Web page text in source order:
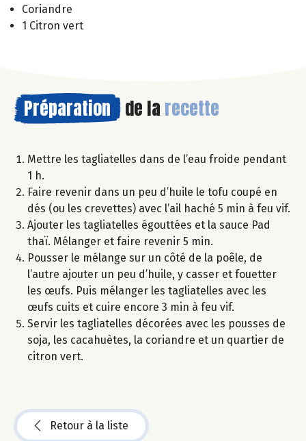
Coriandre
1 Citron vert
Préparation de la recette
Mettre les tagliatelles dans de l’eau froide pendant
1 h.
Faire revenir dans un peu d’huile le tofu coupé en
dés (ou les crevettes) avec l’ail haché 5 min à feu vif.
Ajouter les tagliatelles égouttées et la sauce Pad
thaï. Mélanger et faire revenir 5 min.
Pousser le mélange sur un côté de la poêle, de
l’autre ajouter un peu d’huile, y casser et fouetter
les œufs. Puis mélanger les tagliatelles avec les
œufs cuits et cuire encore 3 min à feu vif.
Servir les tagliatelles décorées avec les pousses de
soja, les cacahuètes, la coriandre et un quartier de
citron vert.
Retour à la liste